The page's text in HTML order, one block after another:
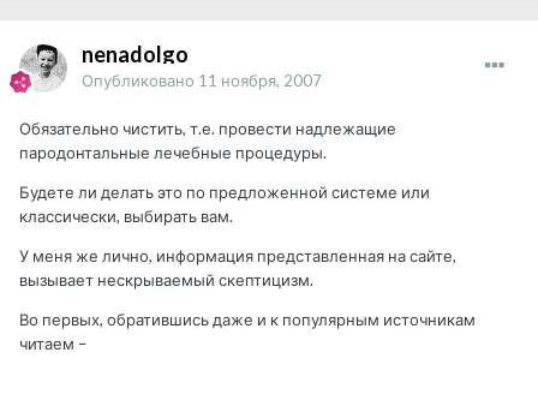
nenadolgo
Опубликовано 11 ноября, 2007
Обязательно чистить, т.е. провести надлежащие
пародонтальные лечебные процедуры.
Будете ли делать это по предложенной системе или
классически, выбирать вам.
У меня же лично, информация представленная на сайте,
вызывает нескрываемый скептицизм.
Во первых, обратившись даже и к популярным источникам
читаем –